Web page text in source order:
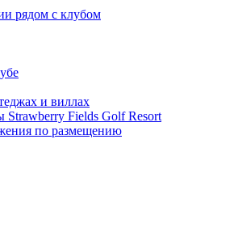
рядом с клубом
и виллах
Strawberry Fields Golf Resort
по размещению